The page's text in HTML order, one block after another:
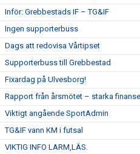
Inför: Grebbestads IF – TG&IF
Ingen supporterbuss
Dags att redovisa Vårtipset
Supporterbuss till Grebbestad
Fixardag på Ulvesborg!
Rapport från årsmötet – starka
Viktigt angående SportAdmin
TG&IF vann KM i futsal
VIKTIG INFO LARM,LÄS.